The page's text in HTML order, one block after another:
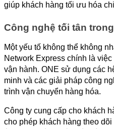
giúp khách hàng tối ưu hóa
Công nghệ tối tân
Một yếu tố không thể không
Network Express chính là
vận hành. ONE sử dụng các
minh và các giải pháp công
trình vận chuyển hàng hóa.
Công ty cung cấp cho khách
cho phép khách hàng theo